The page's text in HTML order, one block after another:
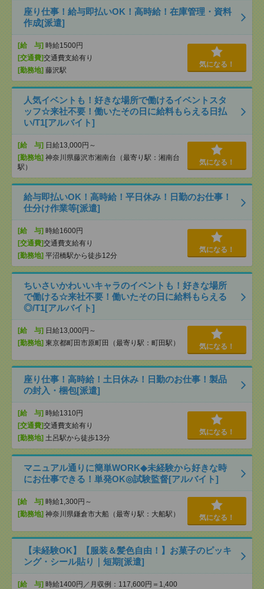
座り仕事！給与即払いOK！高時給！在庫管理・資料
作成[派遣]
[給 与] 時給1500円
[交通費]交通費支給有り
[勤務地] 藤沢駅
気になる！
人気イベントも！好きな場所で働けるイベントスタ
ッフ☆来社不要！働いたその日に給料もらえる日払
い/T1[アルバイト]
[給 与] 日給13,000円～
[勤務地] 神奈川県藤沢市湘南台（最寄り駅：湘南台
駅）
気になる！
給与即払いOK！高時給！平日休み！日勤のお仕事！
仕分け作業等[派遣]
[給 与] 時給1600円
[交通費]交通費支給有り
[勤務地] 平沼橋駅から徒歩12分
気になる！
ちいさいかわいいキャラのイベントも！好きな場所
で働ける☆来社不要！働いたその日に給料もらえる
◎/T1[アルバイト]
[給 与] 日給13,000円～
[勤務地] 東京都町田市原町田（最寄り駅：町田駅） 気になる！
座り仕事！高時給！土日休み！日勤のお仕事！製品
の封入・梱包[派遣]
[給 与] 時給1310円
[交通費]交通費支給有り
[勤務地] 土呂駅から徒歩13分
気になる！
マニュアル通りに簡単WORK◆未経験から好きな時
にお仕事できる！単発OK◎試験監督[アルバイト]
[給 与] 時給1,300円～
[勤務地] 神奈川県鎌倉市大船（最寄り駅：大船駅） 気になる！
【未経験OK】【服装＆髪色自由！】お菓子のピッキ
ング・シール貼り｜短期[派遣]
[給 与] 時給1400円／月収例：117,600円＝1,400